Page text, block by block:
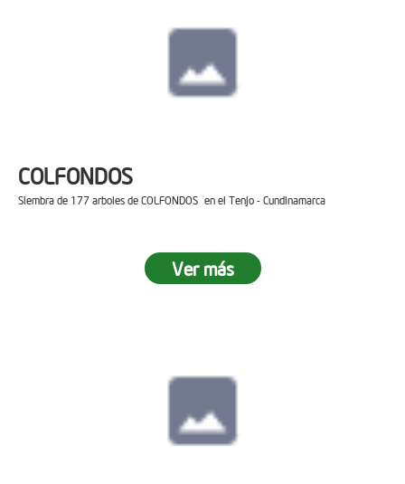
COLFONDOS
Siembra de 177 arboles de COLFONDOS en el Tenjo - Cundinamarca
Ver más